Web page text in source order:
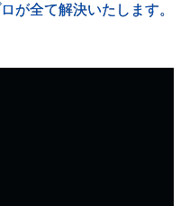
が全て解決いたします。